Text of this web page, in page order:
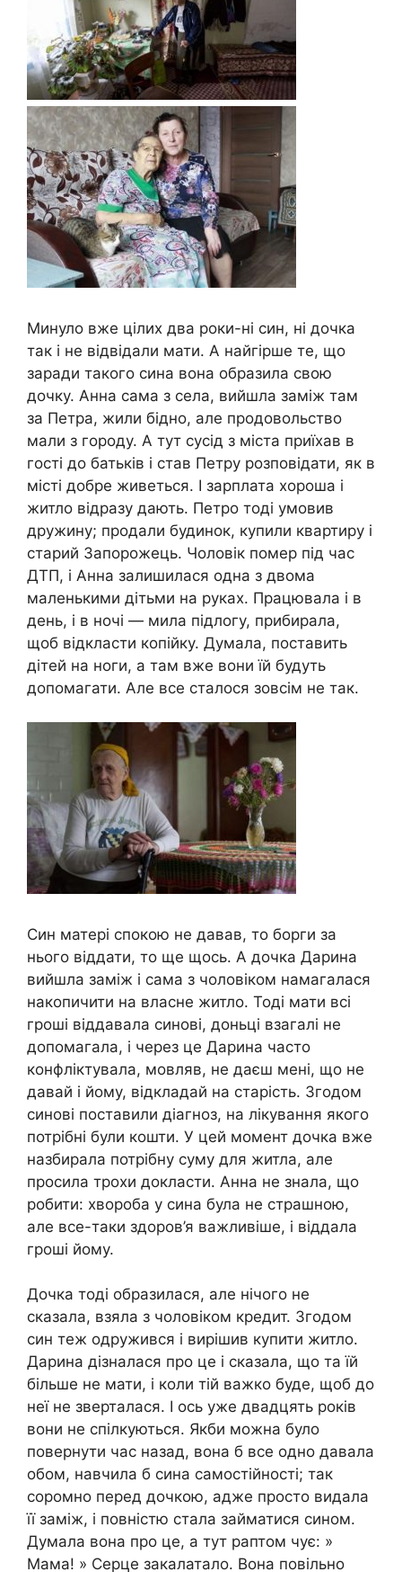
Минуло вже цілих два роки-ні син, ні дочка
так і не відвідали мати. А найгірше те, що
заради такого сина вона образила свою
дочку. Анна сама з села, вийшла заміж там
за Петра, жили бідно, але продовольство
мали з городу. А тут сусід з міста приїхав в
гості до батьків і став Петру розповідати, як в
місті добре живеться. І зарплата хороша і
житло відразу дають. Петро тоді умовив
дружину; продали будинок, купили квартиру і
старий Запорожець. Чоловік помер під час
ДТП, і Анна залишилася одна з двома
маленькими дітьми на руках. Працювала і в
день, і в ночі — мила підлогу, прибирала,
щоб відкласти копійку. Думала, поставить
дітей на ноги, а там вже вони їй будуть
допомагати. Але все сталося зовсім не так.
Син матері спокою не давав, то борги за
нього віддати, то ще щось. А дочка Дарина
вийшла заміж і сама з чоловіком намагалася
накопичити на власне житло. Тоді мати всі
гроші віддавала синові, доньці взагалі не
допомагала, і через це Дарина часто
конфліктувала, мовляв, не даєш мені, що не
давай і йому, відкладай на старість. Згодом
синові поставили діагноз, на лікування якого
потрібні були кошти. У цей момент дочка вже
назбирала потрібну суму для житла, але
просила трохи докласти. Анна не знала, що
робити: хвороба у сина була не страшною,
але все-таки здоров’я важливіше, і віддала
гроші йому.
Дочка тоді образилася, але нічого не
сказала, взяла з чоловіком кредит. Згодом
син теж одружився і вирішив купити житло.
Дарина дізналася про це і сказала, що та їй
більше не мати, і коли тій важко буде, щоб до
неї не зверталася. І ось уже двадцять років
вони не спілкуються. Якби можна було
повернути час назад, вона б все одно давала
обом, навчила б сина самостійності; так
соромно перед дочкою, адже просто видала
її заміж, і повністю стала займатися сином.
Думала вона про це, а тут раптом чує: »
Мама! » Серце закалатало. Вона повільно